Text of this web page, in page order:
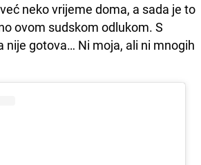
neko vrijeme doma, a sada je to
ovom sudskom odlukom. S
nije gotova… Ni moja, ali ni mnogih